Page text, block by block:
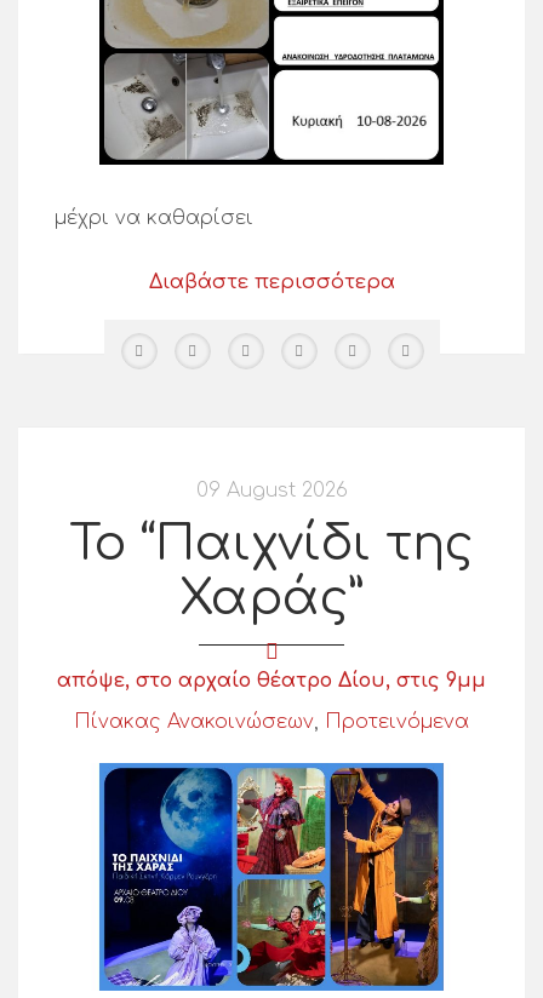
μέχρι να καθαρίσει
Διαβάστε περισσότερα
09 August 2026
Το “Παιχνίδι της
Χαράς”
απόψε, στο αρχαίο θέατρο Δίου, στις 9μμ
Πίνακας Ανακοινώσεων, Προτεινόμενα